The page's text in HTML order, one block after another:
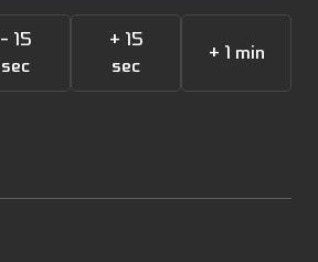
- 15
sec
+ 15
sec
+ 1 min